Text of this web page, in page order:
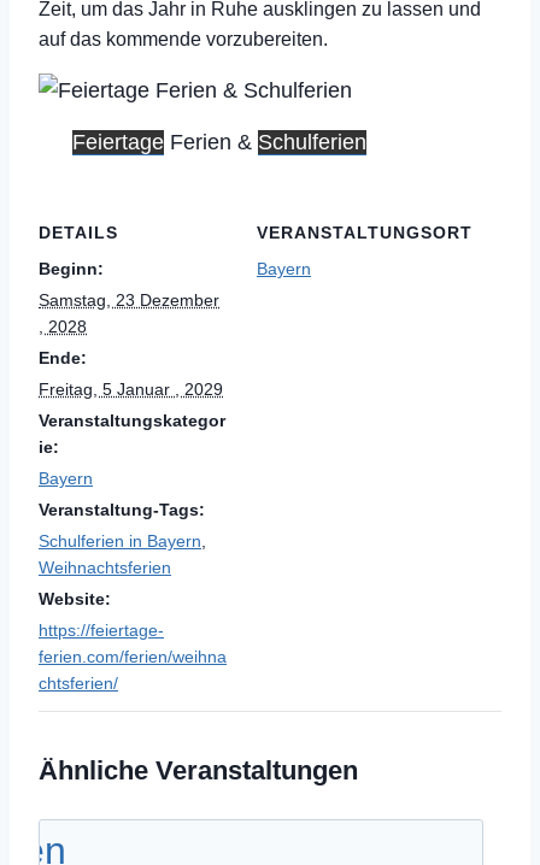
Zeit, um das Jahr in Ruhe ausklingen zu lassen und
auf das kommende vorzubereiten.
Feiertage Ferien & Schulferien
DETAILS
Beginn:
Samstag, 23 Dezember
, 2028
Ende:
Freitag, 5 Januar , 2029
Veranstaltungskategor
ie:
Bayern
Veranstaltung-Tags:
Schulferien in Bayern
Weihnachtsferien
Website:
https://feiertage-
ferien.com/ferien/weihna
chtsferien/
VERANSTALTUNGSORT
Bayern
Ähnliche Veranstaltungen